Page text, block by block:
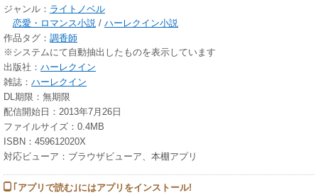
ジャンル： ライトノベル
恋愛・ロマンス小説 / ハーレクイン小説
作品タグ： 調香師
※システムにて自動抽出したものを表示しています
出版社： ハーレクイン
雑誌： ハーレクイン
DL期限：無期限
配信開始日：2013年7月26日
ファイルサイズ：0.4MB
ISBN：459612020X
対応ビューア：ブラウザビューア、本棚アプリ
｢アプリで読む｣にはアプリをインストール!